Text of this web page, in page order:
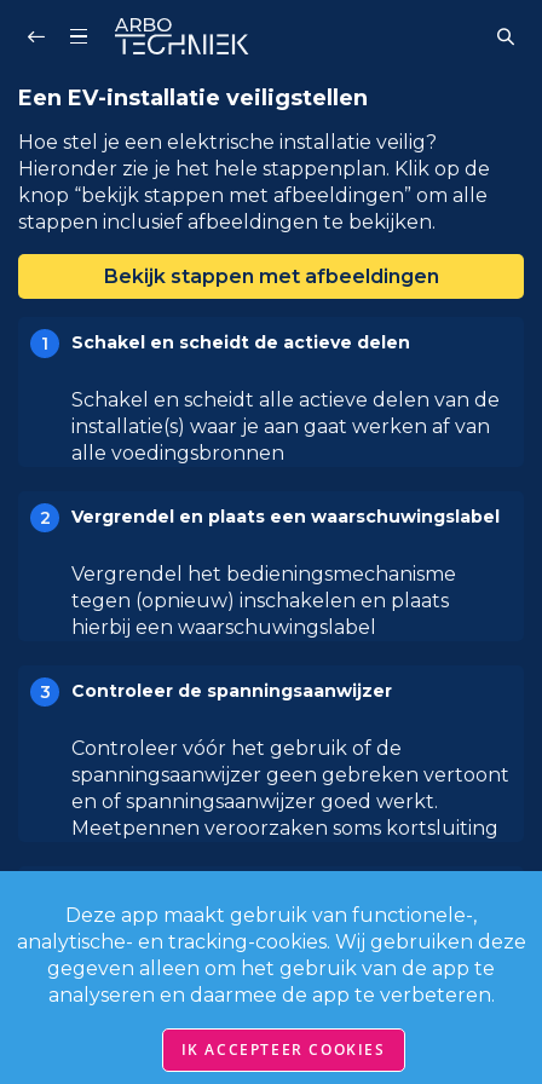
Zoeken...
Een EV-installatie veiligstellen
Hoe stel je een elektrische installatie veilig?
Hieronder zie je het hele stappenplan. Klik op de
knop “bekijk stappen met afbeeldingen” om alle
stappen inclusief afbeeldingen te bekijken.
Bekijk stappen met afbeeldingen
Schakel en scheidt de actieve delen
Schakel en scheidt alle actieve delen van de
installatie(s) waar je aan gaat werken af van
alle voedingsbronnen
Vergrendel en plaats een waarschuwingslabel
Vergrendel het bedieningsmechanisme
tegen (opnieuw) inschakelen en plaats
hierbij een waarschuwingslabel
Controleer de spanningsaanwijzer
Controleer vóór het gebruik of de
spanningsaanwijzer geen gebreken vertoont
en of spanningsaanwijzer goed werkt.
Meetpennen veroorzaken soms kortsluiting
spanningsloos is
Controleer of de werkplek of het voertuig
volledig spanningsloos is.
Deze app maakt gebruik van functionele-,
analytische- en tracking-cookies. Wij gebruiken deze
gegeven alleen om het gebruik van de app te
analyseren en daarmee de app te verbeteren.
IK ACCEPTEER COOKIES